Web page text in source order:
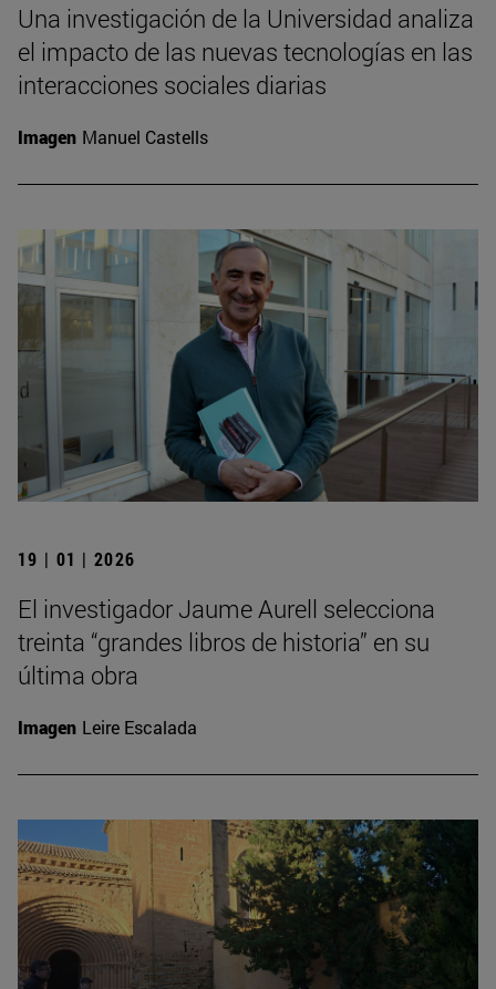
Una investigación de la Universidad analiza
el impacto de las nuevas tecnologías en las
interacciones sociales diarias
Imagen Manuel Castells
19 | 01 | 2026
El investigador Jaume Aurell selecciona
treinta “grandes libros de historia” en su
última obra
Imagen Leire Escalada